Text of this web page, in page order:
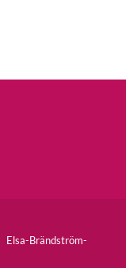
Brändström-